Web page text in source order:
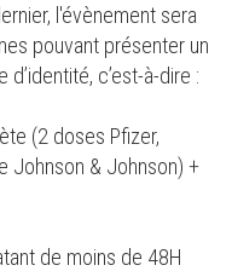
l'évènement sera
pouvant présenter un
c’est-à-dire :
(2 doses Pfizer,
Johnson & Johnson) +
de moins de 48H